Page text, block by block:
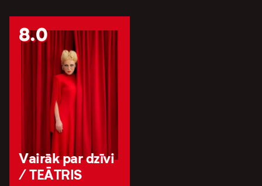
8.0
Vairāk par dzīvi
/ TEĀTRIS